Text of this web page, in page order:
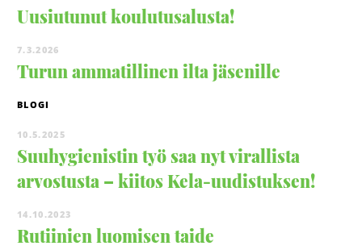
Uusiutunut koulutusalusta!
7.3.2026
Turun ammatillinen ilta jäsenille
BLOGI
10.5.2025
Suuhygienistin työ saa nyt virallista
arvostusta – kiitos Kela-uudistuksen!
14.10.2023
Rutiinien luomisen taide